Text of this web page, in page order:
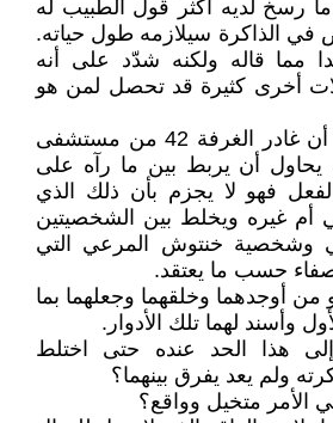
رسخ لديه أكثر قول الطبيب له
الذاكرة سيلازمه طول حياته.
مما قاله ولكنه شدّد على أنه
أخرى كثيرة قد تحصل لمن هو
ظل أسابيع وحتى بعد أن غادر الغرفة 42 من مستشفى
يحاول أن يربط بين ما رآه على
فهو لا يجزم بأن ذلك الذي
أم غيره ويخلط بين الشخصيتين
وشخصية خنتوش المرعي التي
حسب ما يعتقد.
أوجدهما وخلقهما وجعلهما بما
وأسند لهما تلك الأدوار.
هذا الحد عنده حتى اختلط
ولم يعد يفرق بينهما؟
الأمر متخيل وواقع؟